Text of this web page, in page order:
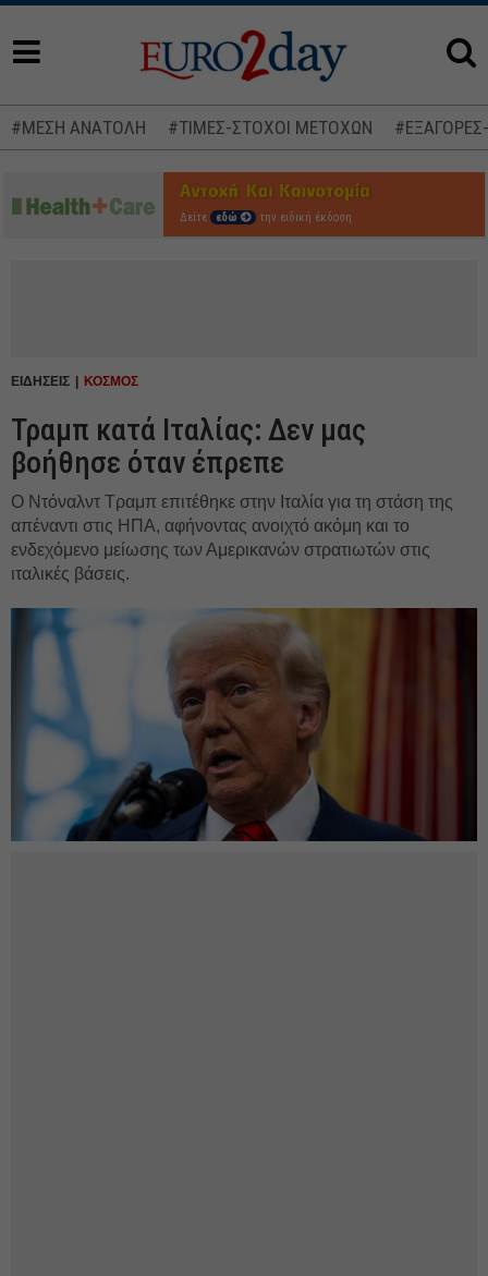
#ΜΕΣΗ ΑΝΑΤΟΛΗ #ΤΙΜΕΣ-ΣΤΟΧΟΙ ΜΕΤΟΧΩΝ
Δείτε εδώ την ειδική έκδοση
ΕΙΔΗΣΕΙΣ ΚΟΣΜΟΣ
Τραμπ κατά Ιταλίας: Δεν μας
βοήθησε όταν έπρεπε
Ο Ντόναλντ Τραμπ επιτέθηκε στην Ιταλία για τη στάση της
απέναντι στις ΗΠΑ, αφήνοντας ανοιχτό ακόμη και το
ενδεχόμενο μείωσης των Αμερικανών στρατιωτών στις
ιταλικές βάσεις.